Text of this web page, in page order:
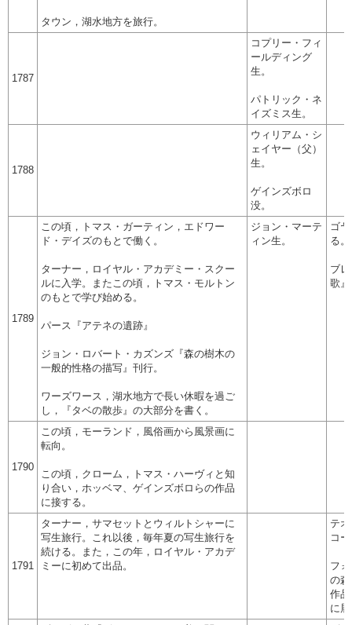
タウン，湖水地方を旅行。
1787
コプリー・フィ
ールディング
生。
パトリック・ネ
イズミス生。
1788
ウィリアム・シ
ェイヤー（父）
生。
ゲインズボロ
没。
1789
この頃，トマス・ガーティン，エドワー
ド・デイズのもとで働く。
ターナー，ロイヤル・アカデミー・スクー
ルに入学。またこの頃，トマス・モルトン
のもとで学び始める。
パース『アテネの遺跡』
ジョン・ロバート・カズンズ『森の樹木の
一般的性格の描写』刊行。
ワーズワース，湖水地方で長い休暇を過ご
し，『タベの散歩』の大部分を書く。
ジョン・マーテ
ィン生。
ゴ
る。
ブ
歌
1790
この頃，モーランド，風俗画から風景画に
転向。
この頃，クローム，トマス・ハーヴィと知
り合い，ホッベマ、ゲインズボロらの作品
に接する。
1791
ターナー，サマセットとウィルトシャーに
写生旅行。これ以後，毎年夏の写生旅行を
続ける。また，この年，ロイヤル・アカデ
ミーに初めて出品。
テ
コ
フ
の
作
に